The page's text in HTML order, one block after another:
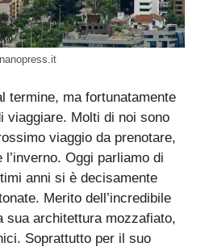
termine, ma fortunatamente
viaggiare. Molti di noi sono
viaggio da prenotare,
Oggi parliamo di
anni si è decisamente
Merito dell’incredibile
sua architettura mozzafiato,
Soprattutto per il suo